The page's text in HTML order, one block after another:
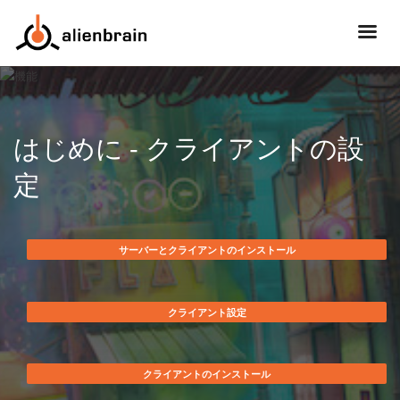
はじめに - クライアントの設
定
サーバーとクライアントのインストール
クライアント設定
クライアントのインストール